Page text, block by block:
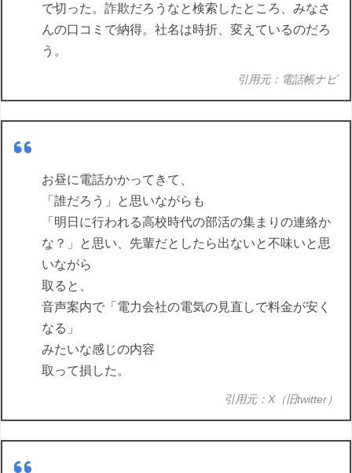
で切った。詐欺だろうなと検索したところ、みなさ
んの口コミで納得。社名は時折、変えているのだろ
う。
引用元：電話帳ナビ
お昼に電話かかってきて、
「誰だろう」と思いながらも
「明日に行われる高校時代の部活の集まりの連絡か
な？」と思い、先輩だとしたら出ないと不味いと思
いながら
取ると、
音声案内で「電力会社の電気の見直しで料金が安く
なる」
みたいな感じの内容
取って損した。
引用元：X（旧twitter）